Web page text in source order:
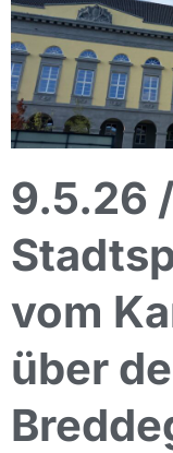
9.5.26
vom
über